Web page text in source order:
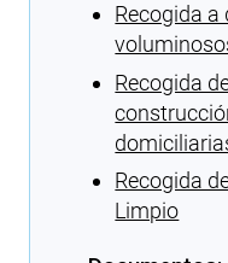
Recogida a
Recogida
Recogida
Limpio